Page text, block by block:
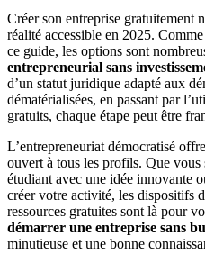
Créer son entreprise gratuitement
réalité accessible en 2025.
ce guide, les options sont
entrepreneurial sans
d’un statut juridique adapté aux
dématérialisées, en passant par
gratuits, chaque étape peut être
L’entrepreneuriat démocratisé
ouvert à tous les profils. Que vous
étudiant avec une idée innovante
créer votre activité, les dispositifs
ressources gratuites sont là pour
démarrer une entreprise sans
minutieuse et une bonne